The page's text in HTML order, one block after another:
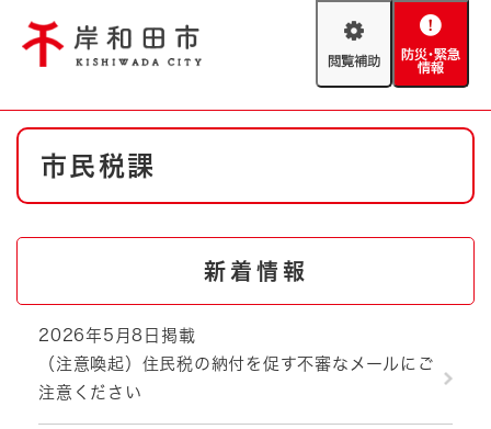
閲
助
防
緊
やさしい日本語
拡大
防災・緊急情報
ハザードマップ AED設置箇所
本
市民税課
新着情報
2026年5月8日掲載
（注意喚起）住民税の納付を促す不審なメールにご
注意ください